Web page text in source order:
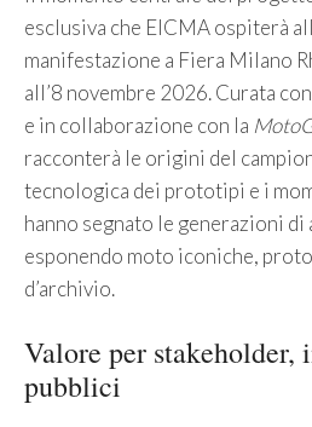
esclusiva che EICMA ospiterà
manifestazione a Fiera Milano
all’8 novembre 2026. Curata
e in collaborazione con la
racconterà le origini del
tecnologica dei prototipi e i
hanno segnato le generazioni di
esponendo moto iconiche,
d’archivio.
Valore per stakeholder,
pubblici